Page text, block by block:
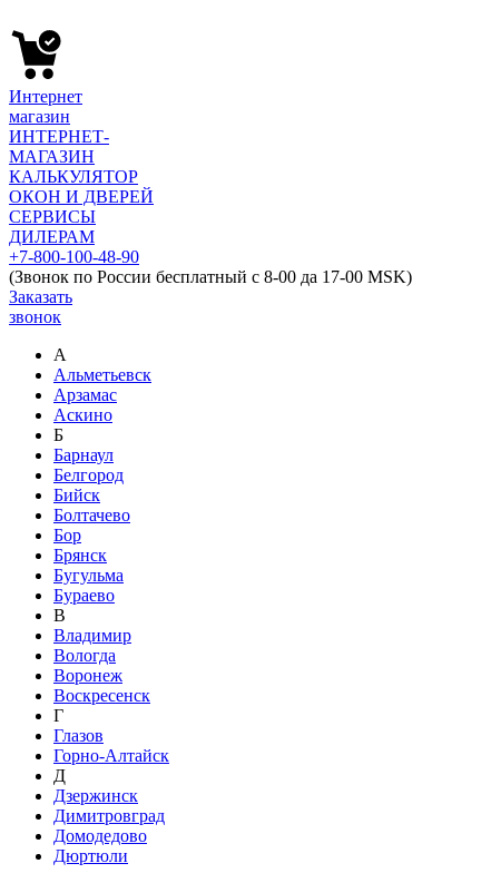
Интернет
магазин
ИНТЕРНЕТ-
МАГАЗИН
КАЛЬКУЛЯТОР
ОКОН И ДВЕРЕЙ
СЕРВИСЫ
ДИЛЕРАМ
+7-800-100-48-90
(Звонок по России бесплатный с 8-00 да 17-00 MSK)
Заказать
звонок
А
Альметьевск
Арзамас
Аскино
Б
Барнаул
Белгород
Бийск
Болтачево
Бор
Брянск
Бугульма
Бураево
В
Владимир
Вологда
Воронеж
Воскресенск
Г
Глазов
Горно-Алтайск
Д
Дзержинск
Димитровград
Домодедово
Дюртюли